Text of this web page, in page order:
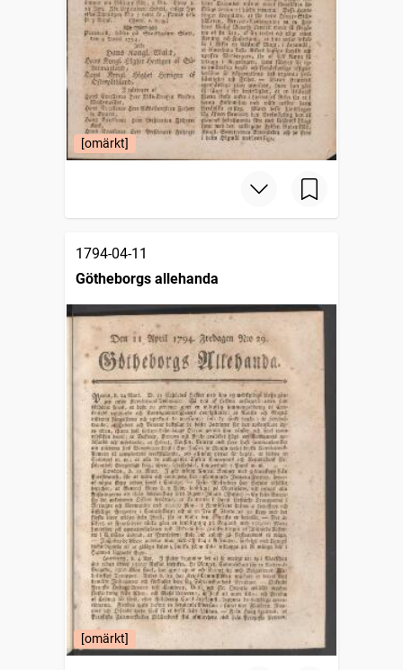
[omärkt]
1794-04-11
Götheborgs allehanda
[omärkt]